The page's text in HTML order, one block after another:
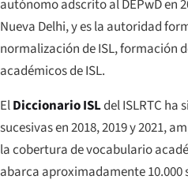
autónomo adscrito al DEPwD en
Nueva Delhi, y es la autoridad
normalización de ISL, formación
académicos de ISL.
ElDiccionario ISLdel ISLRTC ha
sucesivas en 2018, 2019 y 2021,
la cobertura de vocabulario
abarca aproximadamente 10.000